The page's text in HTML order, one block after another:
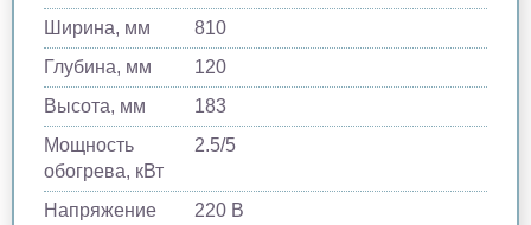
Ширина, мм
810
Глубина, мм
120
Высота, мм
183
Мощность
обогрева, кВт
2.5/5
Напряжение
220 В